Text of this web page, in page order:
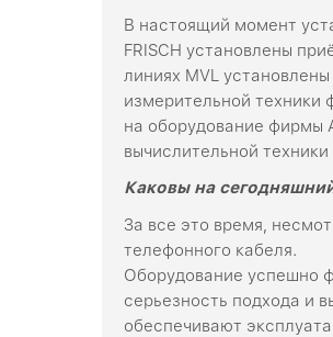
В настоящий момент
FRISCH установлены
линиях MVL
измерительной техники
на оборудование фирмы
вычислительной
Каковы на
За все это время,
телефонного кабеля.
Оборудование успешно
серьезность подхода и
обеспечивают